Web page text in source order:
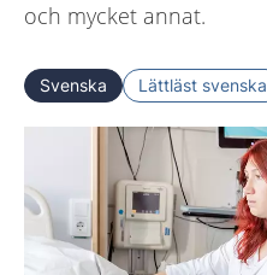
och mycket annat.
Svenska Lättläst svenska